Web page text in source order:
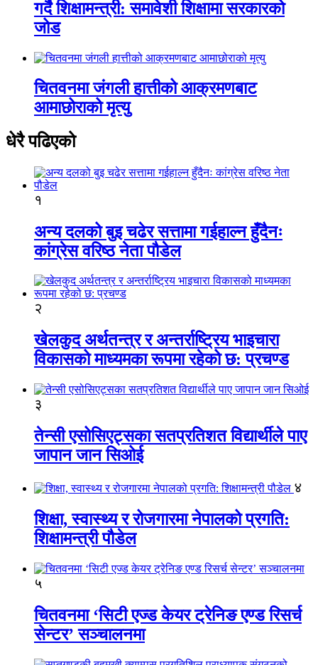
गर्दै शिक्षामन्त्री: समावेशी शिक्षामा सरकारको
जोड
चितवनमा जंगली हात्तीको आक्रमणबाट
आमाछोराको मृत्यु
धेरै पढिएको
१
अन्य दलको बुइ चढेर सत्तामा गईहाल्न हुँदैनः
कांग्रेस वरिष्ठ नेता पौडेल
२
खेलकुद अर्थतन्त्र र अन्तर्राष्ट्रिय भाइचारा
विकासको माध्यमका रूपमा रहेको छ: प्रचण्ड
३
तेन्सी एसोसिएट्सका सतप्रतिशत विद्यार्थीले पाए
जापान जान सिओई
४
शिक्षा, स्वास्थ्य र रोजगारमा नेपालको प्रगति:
शिक्षामन्त्री पौडेल
५
चितवनमा ‘सिटी एज्ड केयर ट्रेनिङ एण्ड रिसर्च
सेन्टर’ सञ्चालनमा